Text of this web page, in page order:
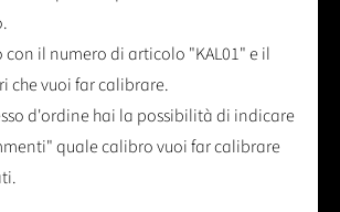
il numero di articolo "KAL01" e il
che vuoi far calibrare.
d'ordine hai la possibilità di indicare
quale calibro vuoi far calibrare